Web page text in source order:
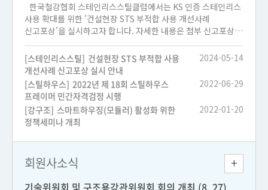
한국철강협회 스테인리스스틸클럽에서는 KS 인증 스테인리스
사용 확대를 위한 '건설현장 STS 부적합 사용 개선사례
신고포상'을 실시하고자 합니다. 자세한 내용은 첨부 신고포상
공고문을 참조하시기 바라며, 건설업 종사자 여러분들의 많은
관심과 참여를 바랍니다.
1. 신청자격 : 건설업 감리 및 공사·품질관리 업종 종사자
2. 신청대상 : 국가표준시방서(KCS 10 10 20, 자재관리)에
부합하지 않는 스테인리스 사용 실태를 개선한 사례 3. 포상금액
: 50만원/건 * 현장 당 1건 지급(현장이 다를 경우 중복신청 가능)
4. 접수기간 : ‘24. 5. 20. ~ 6. 14. (마감일 도착분에 한함)
5. 접수방법 : 제출서류 구비하여 이메일 접수 6. 접 수 처 :
한국철강협회 스테인리스스틸클럽
1부 (붙임1) ② 증빙자료 1부(현업서식, 사본) * 감리일지
(자유양식) * 개선결과 확인이 가능한 내용 필수 포함(사진, 도면
[스테인리스스틸] 건설현장 STS 부적합 사용
개선사례 신고포상 실시 안내
2024-05-14
[스틸하우스] 2022년 제 18회 스틸하우스
프레이머 민간자격검정 시행
2022-06-29
[강구조] 스마트하우징(모듈러) 활성화 위한
정책세미나 개최
2022-01-20
회원사소식
기술위원회 및 구조용강관위원회 회의 개최 (8. 27)